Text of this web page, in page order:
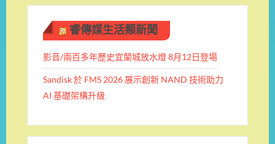
睿傳媒生活類新聞
影音/兩百多年歷史宜蘭城放水燈 8月12日登場
Sandisk 於 FMS 2026 展示創新 NAND 技術助力
AI 基礎架構升級